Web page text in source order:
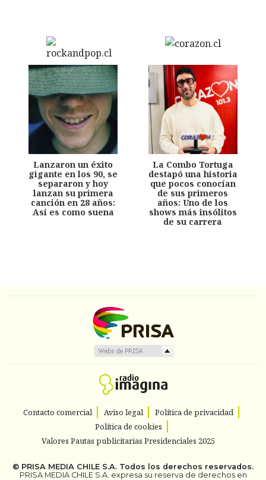
Lanzaron un éxito
gigante en los 90, se
separaron y hoy
lanzan su primera
canción en 28 años:
Así es como suena
La Combo Tortuga
destapó una historia
que pocos conocían
de sus primeros
años: Uno de los
shows más insólitos
de su carrera
Contacto comercial Aviso legal
Política de privacidad
Política de cookies
Valores Pautas publicitarias Presidenciales 2025
© PRISA MEDIA CHILE S.A. Todos los derechos reservados.
PRISA MEDIA CHILE S.A. expresa su reserva de derechos en